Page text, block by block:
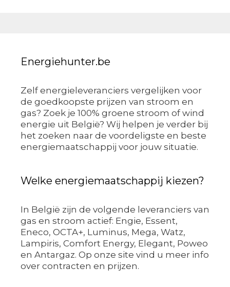
Energiehunter.be
Zelf energieleveranciers vergelijken voor
de goedkoopste prijzen van stroom en
gas? Zoek je 100% groene stroom of wind
energie uit België? Wij helpen je verder bij
het zoeken naar de voordeligste en beste
energiemaatschappij voor jouw situatie.
Welke energiemaatschappij kiezen?
In België zijn de volgende leveranciers van
gas en stroom actief: Engie, Essent,
Eneco, OCTA+, Luminus, Mega, Watz,
Lampiris, Comfort Energy, Elegant, Poweo
en Antargaz. Op onze site vind u meer info
over contracten en prijzen.